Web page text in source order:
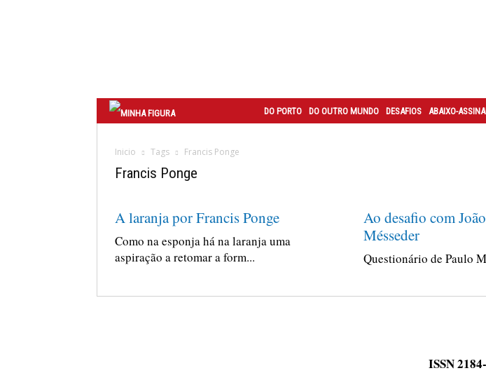
DO PORTO DO OUTRO MUNDO DESAFIOS ABAIXO-
Inicio Tags Francis Ponge
Francis Ponge
A laranja por Francis Ponge
Como na esponja há na laranja uma
aspiração a retomar a form...
Ao desafio com
Mésseder
Questionário de Paulo
ISSN